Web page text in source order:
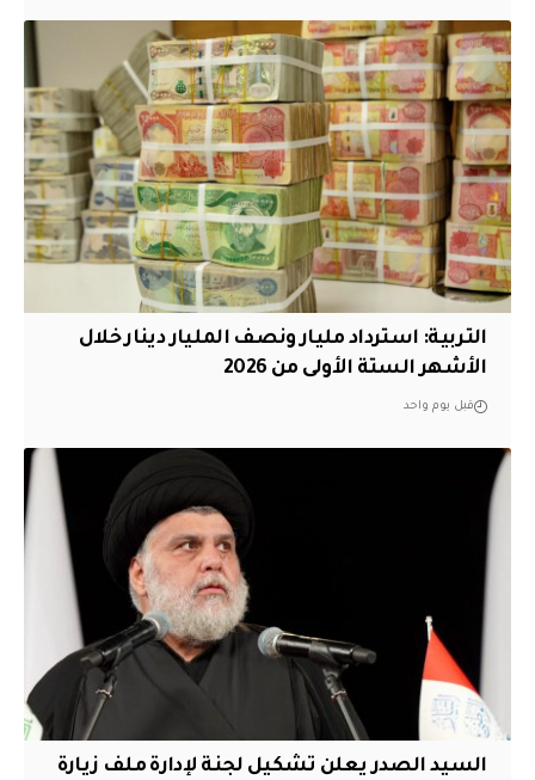
التربية: استرداد مليار ونصف المليار دينار خلال
الأشهر الستة الأولى من 2026
قبل يوم واحد
السيد الصدر يعلن تشكيل لجنة لإدارة ملف زيارة